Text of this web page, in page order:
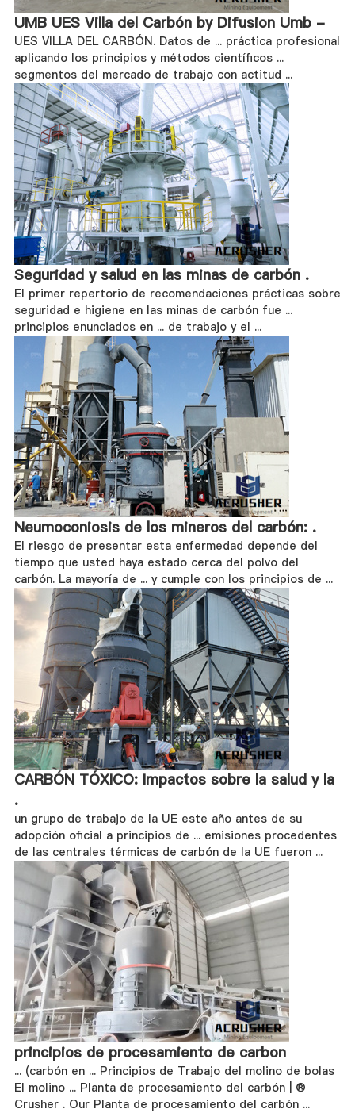
UMB UES Villa del Carbón by Difusion Umb -
UES VILLA DEL CARBÓN. Datos de ... práctica profesional
aplicando los principios y métodos científicos ...
segmentos del mercado de trabajo con actitud ...
Seguridad y salud en las minas de carbón .
El primer repertorio de recomendaciones prácticas sobre
seguridad e higiene en las minas de carbón fue ...
principios enunciados en ... de trabajo y el ...
Neumoconiosis de los mineros del carbón: .
El riesgo de presentar esta enfermedad depende del
tiempo que usted haya estado cerca del polvo del
carbón. La mayoría de ... y cumple con los principios de ...
CARBÓN TÓXICO: Impactos sobre la salud y la
.
un grupo de trabajo de la UE este año antes de su
adopción oficial a principios de ... emisiones procedentes
de las centrales térmicas de carbón de la UE fueron ...
principios de procesamiento de carbon
... (carbón en ... Principios de Trabajo del molino de bolas
El molino ... Planta de procesamiento del carbón | ®
Crusher . Our Planta de procesamiento del carbón ...